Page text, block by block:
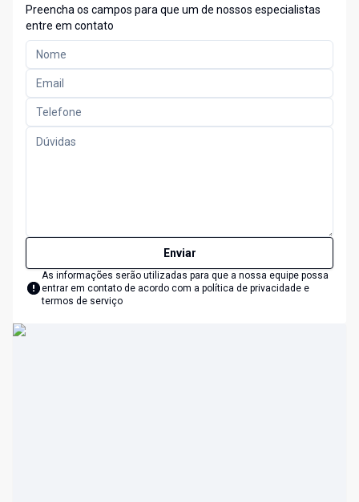
Preencha os campos para que um de nossos especialistas
entre em contato
Enviar
As informações serão utilizadas para que a nossa equipe possa
entrar em contato de acordo com a política de privacidade e
termos de serviço